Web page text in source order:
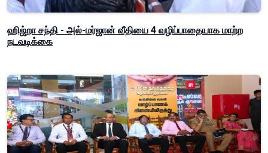
ஹிஜ்றா சந்தி - அல்-மர்ஜான் வீதியை 4 வழிப்பாதையாக மாற்ற
நடவடிக்கை